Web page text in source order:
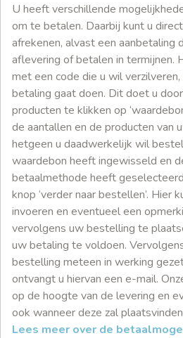
U heeft verschillende
om te betalen. Daarbij kunt u
afrekenen, alvast een aanbetaling
aflevering of betalen in termijnen.
met een code die u wil
betaling gaat doen. Dit doet u
producten te klikken op
de aantallen en de producten van
hetgeen u daadwerkelijk wil
waardebon heeft ingewisseld en
betaalmethode heeft
knop ‘verder naar bestellen’. Hier
invoeren en eventueel een
vervolgens uw bestelling te
uw betaling te voldoen.
bestelling meteen in werking
ontvangt u hiervan een e-mail.
op de hoogte van de levering en
ook wanneer deze zal
Lees meer over de